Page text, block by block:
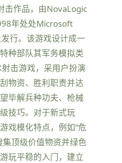
击作品，由NovaLogic
年处处Microsoft
行。该游戏设计成一
种部队其军务模拟类
击游戏，采用户扮演
物资、胜利职责并达
毕解兵种功夫、枪械
技巧。对于新式玩
戏模化特点，例如“危
集顶级价值物资并绿色
玩平稳的入门，建立